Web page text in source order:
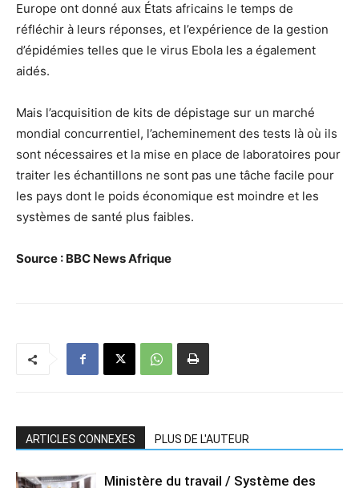
Europe ont donné aux États africains le temps de
réfléchir à leurs réponses, et l’expérience de la gestion
d’épidémies telles que le virus Ebola les a également
aidés.
Mais l’acquisition de kits de dépistage sur un marché
mondial concurrentiel, l’acheminement des tests là où ils
sont nécessaires et la mise en place de laboratoires pour
traiter les échantillons ne sont pas une tâche facile pour
les pays dont le poids économique est moindre et les
systèmes de santé plus faibles.
Source : BBC News Afrique
ARTICLES CONNEXES PLUS DE L'AUTEUR
Ministère du travail / Système des